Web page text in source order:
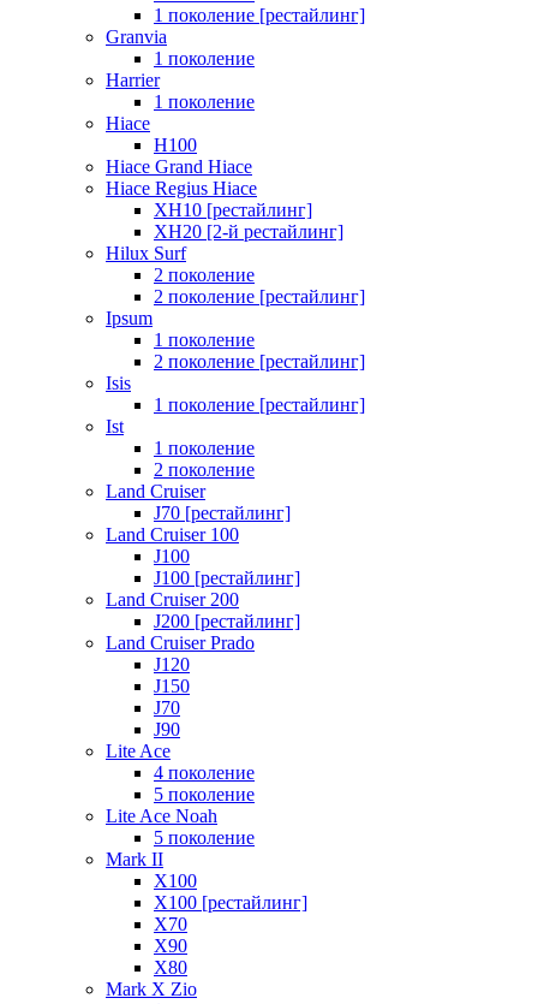
1 поколение [рестайлинг]
Granvia
1 поколение
Harrier
1 поколение
Hiace
H100
Hiace Grand Hiace
Hiace Regius Hiace
XH10 [рестайлинг]
XH20 [2-й рестайлинг]
Hilux Surf
2 поколение
2 поколение [рестайлинг]
Ipsum
1 поколение
2 поколение [рестайлинг]
Isis
1 поколение [рестайлинг]
Ist
1 поколение
2 поколение
Land Cruiser
J70 [рестайлинг]
Land Cruiser 100
J100
J100 [рестайлинг]
Land Cruiser 200
J200 [рестайлинг]
Land Cruiser Prado
J120
J150
J70
J90
Lite Ace
4 поколение
5 поколение
Lite Ace Noah
5 поколение
Mark II
X100
X100 [рестайлинг]
X70
X90
Х80
Mark X Zio